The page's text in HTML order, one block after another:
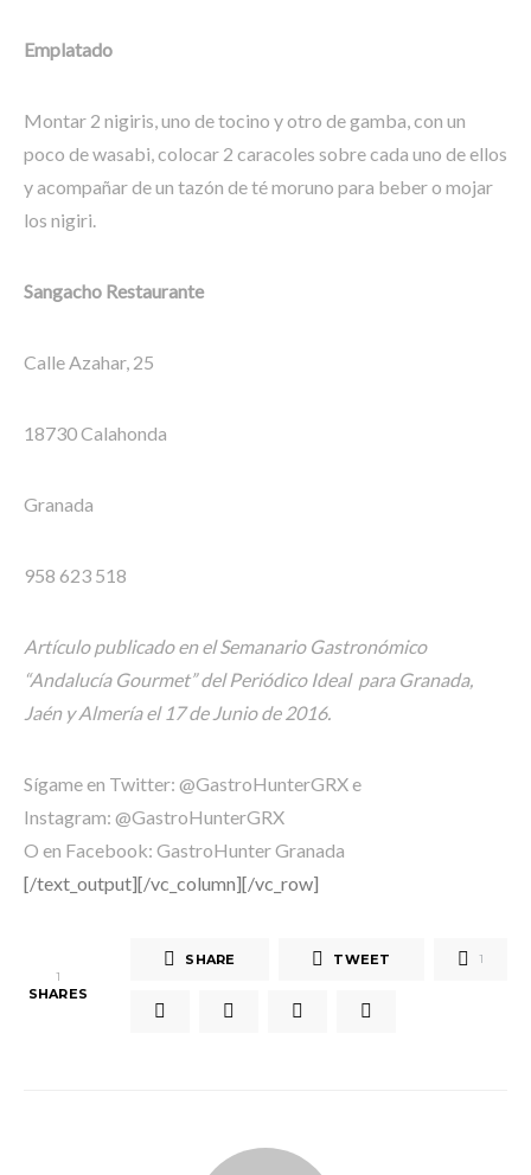
Emplatado
Montar 2 nigiris, uno de tocino y otro de gamba, con un
poco de wasabi, colocar 2 caracoles sobre cada uno de ellos
y acompañar de un tazón de té moruno para beber o mojar
los nigiri.
Sangacho Restaurante
Calle Azahar, 25
18730 Calahonda
Granada
958 623 518
Artículo publicado en el Semanario Gastronómico
“Andalucía Gourmet” del Periódico Ideal para Granada,
Jaén y Almería el 17 de Junio de 2016.
Sígame en Twitter: @GastroHunterGRX e
Instagram: @GastroHunterGRX
O en Facebook: GastroHunter Granada
[/text_output][/vc_column][/vc_row]
1
SHARES
SHARE TWEET 1